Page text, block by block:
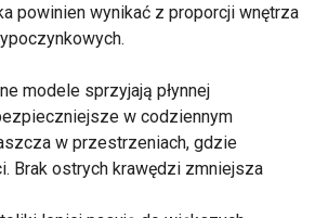
powinien wynikać z proporcji wnętrza
modele sprzyjają płynnej
w codziennym
w przestrzeniach, gdzie
Brak ostrych krawędzi zmniejsza